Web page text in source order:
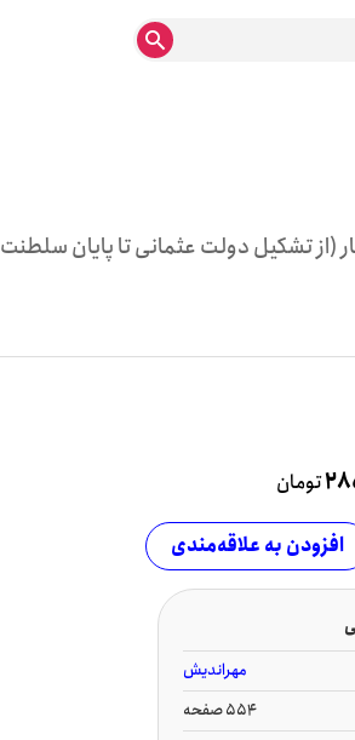
(از تشکیل دولت عثمانی تا پایان سلطنت
تومان
افزودن به علاقه‌مندی
مهراندیش
554 صفحه